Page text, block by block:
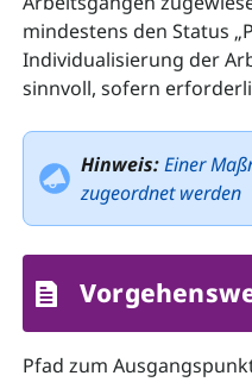
mindestens den Status
Individualisierung der
sinnvoll, sofern
Hinweis:Einer
zugeordnet werden
Pfad zum